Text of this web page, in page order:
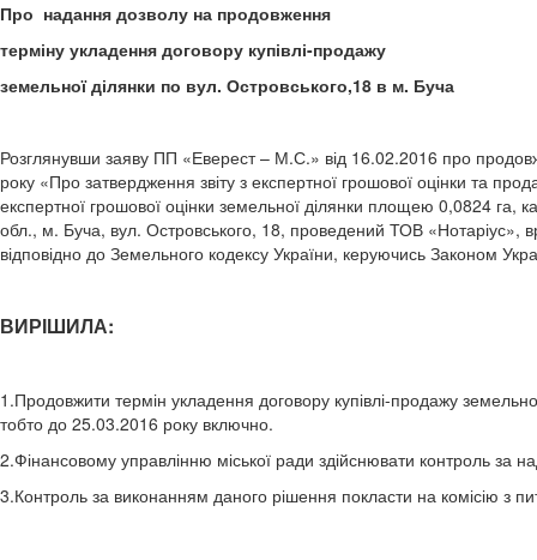
Про надання дозволу на продовження
терміну укладення договору купівлі-продажу
земельної ділянки по вул. Островського,18 в м. Буча
Розглянувши заяву ПП «Еверест – М.С.» від 16.02.2016 про
року «Про затвердження звіту з експертної грошової оцінки та
експертної грошової оцінки земельної ділянки площею 0,0824
обл., м. Буча, вул. Островського, 18, проведений ТОВ «Нотаріус»,
відповідно до Земельного кодексу України, керуючись Законом
ВИРІШИЛА:
1.Продовжити термін укладення договору купівлі-продажу
тобто до 25.03.2016 року включно.
2.Фінансовому управлінню міської ради здійснювати контроль за
3.Контроль за виконанням даного рішення покласти на комісію з